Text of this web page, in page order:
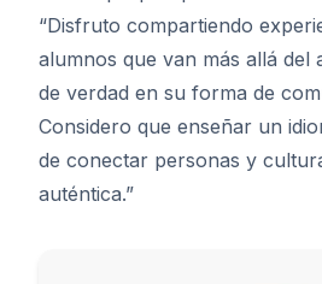
“Disfruto compartiendo
alumnos que van más allá del
de verdad en su forma de
Considero que enseñar un
de conectar personas y
auténtica.”